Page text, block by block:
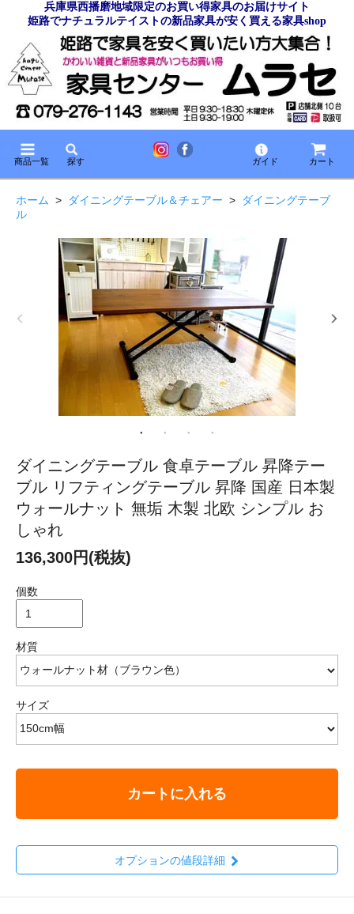
兵庫県西播磨地域限定のお買い得家具のお届けサイト
姫路でナチュラルテイストの新品家具が安く買える家具shop
商品一覧 探す ガイド カート
ホーム > ダイニングテーブル＆チェアー >
ダイニングテーブ
ル
ダイニングテーブル 食卓テーブル 昇降テー
ブル リフティングテーブル 昇降 国産 日本製
ウォールナット 無垢 木製 北欧 シンプル お
しゃれ
136,300円(税抜)
個数
材質
サイズ
カートに入れる
オプションの値段詳細